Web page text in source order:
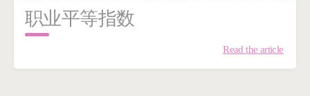
职业平等指数
Read the article